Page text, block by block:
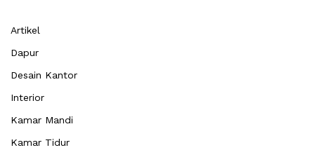
Artikel
Dapur
Desain Kantor
Interior
Kamar Mandi
Kamar Tidur